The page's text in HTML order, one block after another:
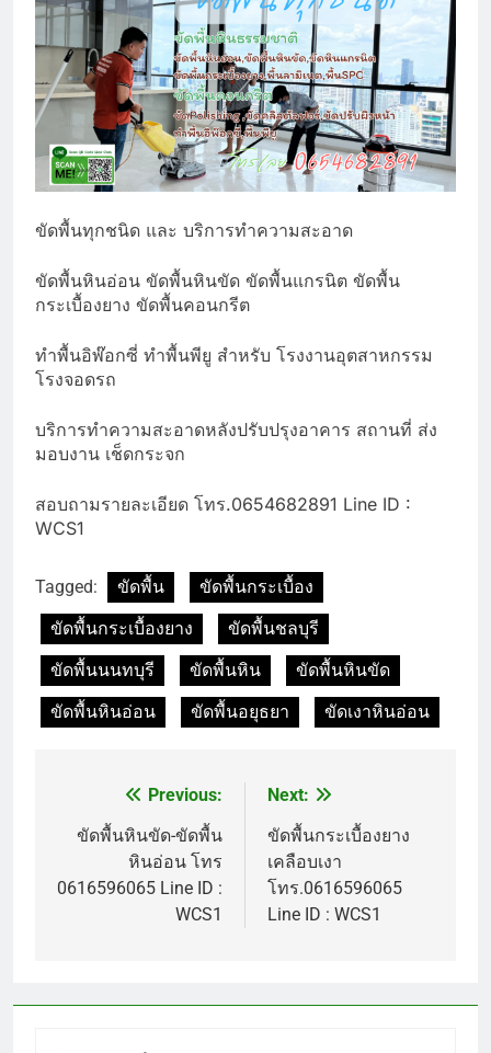
ขัดพื้นทุกชนิด และ บริการทำความสะอาด
ขัดพื้นหินอ่อน ขัดพื้นหินขัด ขัดพื้นแกรนิต ขัดพื้น
กระเบื้องยาง ขัดพื้นคอนกรีต
ทำพื้นอิพ๊อกซี่ ทำพื้นพียู สำหรับ โรงงานอุตสาหกรรม
โรงจอดรถ
บริการทำความสะอาดหลังปรับปรุงอาคาร สถานที่ ส่ง
มอบงาน เช็ดกระจก
สอบถามรายละเอียด โทร.0654682891 Line ID :
WCS1
Tagged: ขัดพื้น
ขัดพื้นกระเบื้อง
ขัดพื้นกระเบื้องยาง
ขัดพื้นชลบุรี
ขัดพื้นนนทบุรี
ขัดพื้นหิน
ขัดพื้นหินขัด
ขัดพื้นหินอ่อน
ขัดพื้นอยุธยา ขัดเงาหินอ่อน
แนะแนว
เรื่อง
Previous:
ขัดพื้นหินขัด-ขัดพื้น
หินอ่อน โทร
0616596065 Line ID :
WCS1
Next:
ขัดพื้นกระเบื้องยาง
เคลือบเงา
โทร.0616596065
Line ID : WCS1